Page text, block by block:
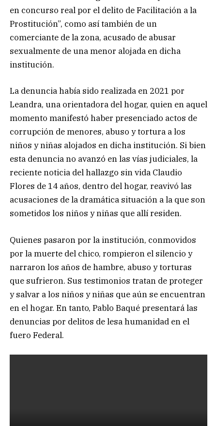
en concurso real por el delito de Facilitación a la
Prostitución”, como así también de un
comerciante de la zona, acusado de abusar
sexualmente de una menor alojada en dicha
institución.
La denuncia había sido realizada en 2021 por
Leandra, una orientadora del hogar, quien en aquel
momento manifestó haber presenciado actos de
corrupción de menores, abuso y tortura a los
niños y niñas alojados en dicha institución. Si bien
esta denuncia no avanzó en las vías judiciales, la
reciente noticia del hallazgo sin vida Claudio
Flores de 14 años, dentro del hogar, reavivó las
acusaciones de la dramática situación a la que son
sometidos los niños y niñas que allí residen.
Quienes pasaron por la institución, conmovidos
por la muerte del chico, rompieron el silencio y
narraron los años de hambre, abuso y torturas
que sufrieron. Sus testimonios tratan de proteger
y salvar a los niños y niñas que aún se encuentran
en el hogar. En tanto, Pablo Baqué presentará las
denuncias por delitos de lesa humanidad en el
fuero Federal.